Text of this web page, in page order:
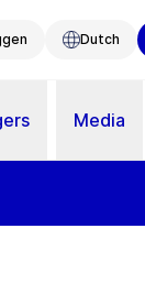
Dutch
Media